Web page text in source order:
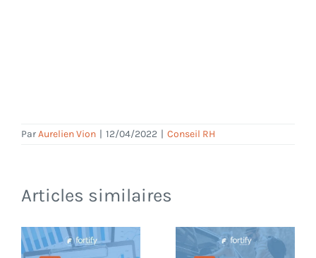
ParAurelien Vion | 12/04/2022 | Conseil RH
Articles similaires